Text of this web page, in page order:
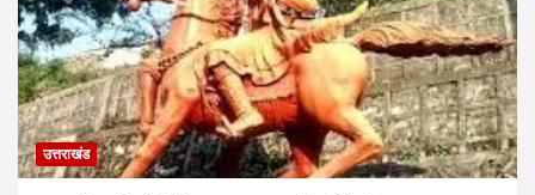
उत्तराखंड